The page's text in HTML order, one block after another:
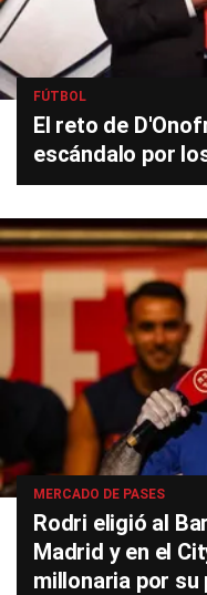
FÚTBOL
El reto de
escándalo por
MERCADO DE PASES
Rodri eligió al
Madrid y en el
millonaria por su